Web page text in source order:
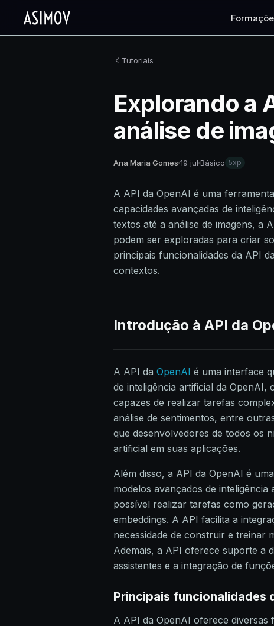
Tutoriais
Explorando a
análise de
Ana Maria Gomes 19 jul Básico 5xp
A API da OpenAI é uma
capacidades avançadas de
textos até a análise de imagens, a
podem ser exploradas para criar
principais funcionalidades da API
contextos.
Introdução à API da
A API da OpenAI é uma interface
de inteligência artificial da OpenAI,
capazes de realizar tarefas
análise de sentimentos, entre
que desenvolvedores de todos os
artificial em suas aplicações.
Além disso, a API da OpenAI é
modelos avançados de
possível realizar tarefas como
embeddings. A API facilita a
necessidade de construir e treinar
Ademais, a API oferece suporte a
assistentes e a integração de
Principais funcionalidades
A API da OpenAI oferece diversas